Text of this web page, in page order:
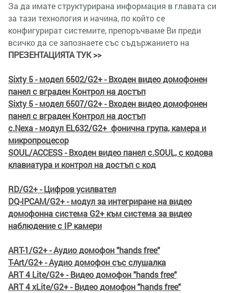
За да имате структурирана информация в главата си
за тази технология и начина, по който се
конфигурират системите, препоръчваме Ви преди
всичко да се запознаете със съдържанието на
ПРЕЗЕНТАЦИЯТА ТУК >>
Sixty 5 - модел 6502/G2+ - Входен видео домофонен
панел с вграден Контрол на достъп
Sixty 5 - модел 6507/G2+ - Входен видео домофонен
панел с вграден Контрол на достъп
с.Nexa - модул EL632/G2+ фонична група, камера и
микропроцесор
SOUL/ACCESS - Входен видео панел с.SOUL, с кодова
клавиатура и контрол на достъп с код
RD/G2+ - Цифров усилвател
DQ-IPCAM/G2+ - модул за интегриране на видео
домофонна система G2+ към система за видео
наблюдение с IP камери
ART-1/G2+ - Аудио домофон "hands free"
T-Art/G2+ - Аудио домофон със слушалка
ART 4 Lite/G2+ - Видео домофон "hands free"
ART 4 xLite/G2+ - Видео домофон "hands free"